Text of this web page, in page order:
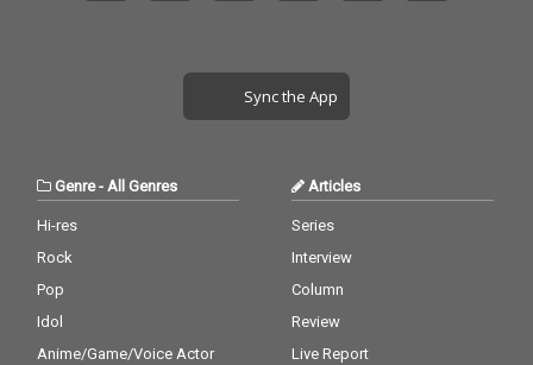
Sync the App
Genre- All Genres
Hi-res
Rock
Pop
Idol
Anime/Game/Voice Actor
Articles
Series
Interview
Column
Review
Live Report